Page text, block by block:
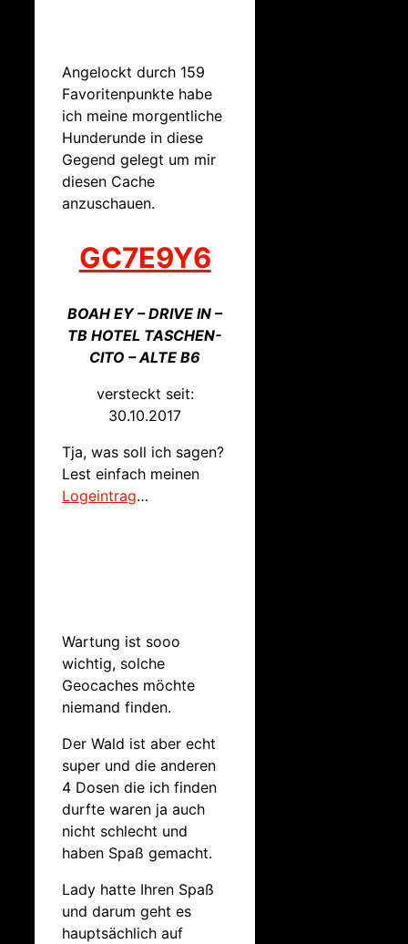
Angelockt durch 159
Favoritenpunkte habe
ich meine morgentliche
Hunderunde in diese
Gegend gelegt um mir
diesen Cache
anzuschauen.
GC7E9Y6
BOAH EY – DRIVE IN –
TB HOTEL TASCHEN-
CITO – ALTE B6
versteckt seit:
30.10.2017
Tja, was soll ich sagen?
Lest einfach meinen
Logeintrag…
Wartung ist sooo
wichtig, solche
Geocaches möchte
niemand finden.
Der Wald ist aber echt
super und die anderen
4 Dosen die ich finden
durfte waren ja auch
nicht schlecht und
haben Spaß gemacht.
Lady hatte Ihren Spaß
und darum geht es
hauptsächlich auf